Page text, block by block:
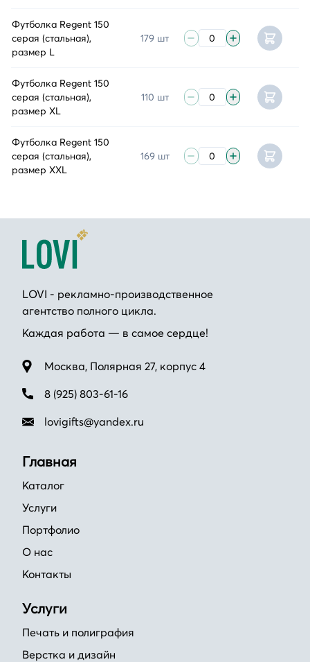
Футболка Regent 150
серая (стальная),
размер L
179 шт
Футболка Regent 150
серая (стальная),
размер XL
110 шт
Футболка Regent 150
серая (стальная),
размер XXL
169 шт
LOVI - рекламно-производственное
агентство полного цикла.
Каждая работа — в самое сердце!
Москва, Полярная 27, корпус 4
8 (925) 803-61-16
lovigifts@yandex.ru
Главная
Каталог
Услуги
Портфолио
О нас
Контакты
Услуги
Печать и полиграфия
Верстка и дизайн